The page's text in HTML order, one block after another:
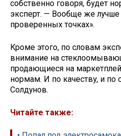
собственно говоря, будет
эксперт. — Вообще же
проверенных точках».
Кроме этого, по словам
внимание на
продающиеся на
нормам. И по качеству, и по
Солдунов.
Читайте также: